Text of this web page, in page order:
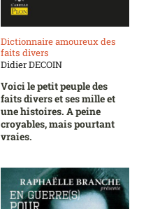
Dictionnaire amoureux des
faits divers
Didier DECOIN
Voici le petit peuple des
faits divers et ses mille et
une histoires. A peine
croyables, mais pourtant
vraies.